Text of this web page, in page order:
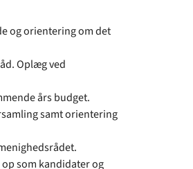
og orientering om det
Oplæg ved
års budget.
samt orientering
som kandidater og